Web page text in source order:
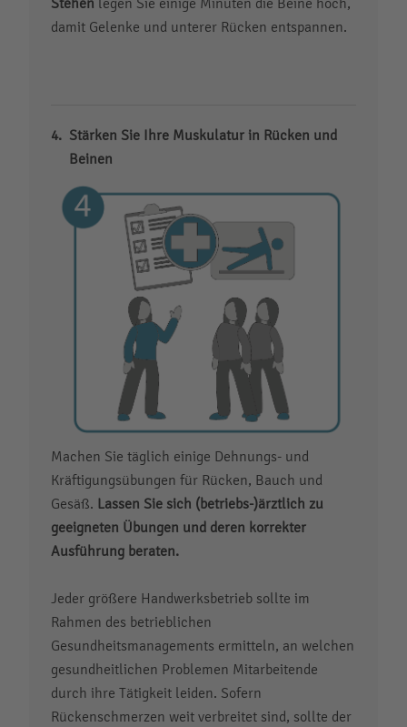
damit Gelenke und unterer Rücken entspannen.
Stärken Sie Ihre Muskulatur in Rücken und
Beinen
Machen Sie täglich einige Dehnungs- und
Kräftigungsübungen für Rücken, Bauch und
Gesäß. Lassen Sie sich (betriebs-)ärztlich zu
geeigneten Übungen und deren korrekter
Ausführung beraten.
Jeder größere Handwerksbetrieb sollte im
Rahmen des betrieblichen
Gesundheitsmanagements ermitteln, an welchen
gesundheitlichen Problemen Mitarbeitende
durch ihre Tätigkeit leiden. Sofern
Rückenschmerzen weit verbreitet sind, sollte der